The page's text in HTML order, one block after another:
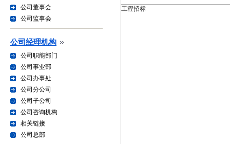
公司董事会
公司监事会
公司经理机构
公司职能部门
公司事业部
公司办事处
公司分公司
公司子公司
公司咨询机构
相关链接
公司总部
工程招标